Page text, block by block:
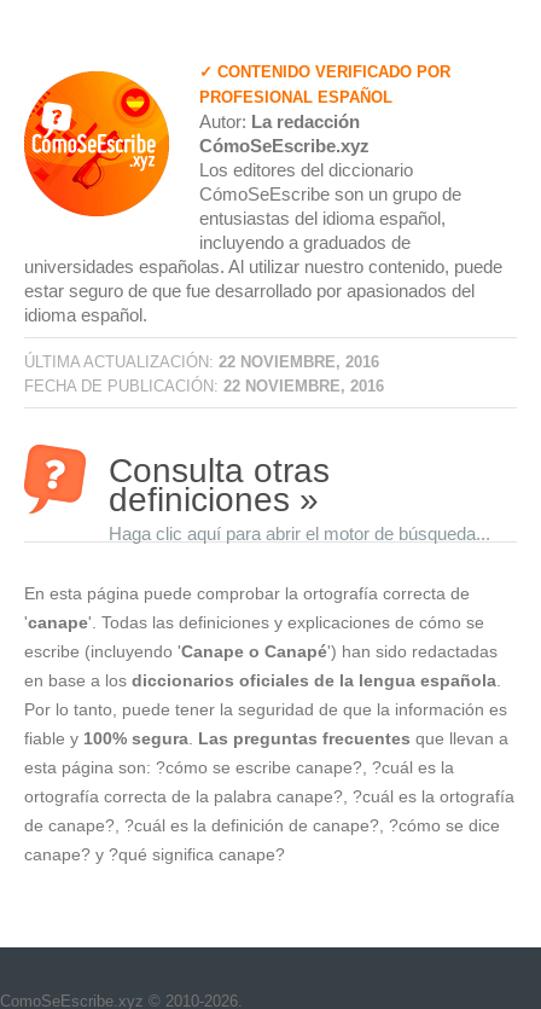
✓ CONTENIDO VERIFICADO POR
PROFESIONAL ESPAÑOL
Autor: La redacción
CómoSeEscribe.xyz
Los editores del diccionario
CómoSeEscribe son un grupo de
entusiastas del idioma español,
incluyendo a graduados de
universidades españolas. Al utilizar nuestro contenido, puede
estar seguro de que fue desarrollado por apasionados del
idioma español.
ÚLTIMA ACTUALIZACIÓN: 22 NOVIEMBRE, 2016
FECHA DE PUBLICACIÓN: 22 NOVIEMBRE, 2016
Consulta otras
definiciones »
Haga clic aquí para abrir el motor de búsqueda...
En esta página puede comprobar la ortografía correcta de
'canape'. Todas las definiciones y explicaciones de cómo se
escribe (incluyendo 'Canape o Canapé') han sido redactadas
en base a los diccionarios oficiales de la lengua española
Por lo tanto, puede tener la seguridad de que la información es
fiable y 100% segura Las preguntas frecuentes que llevan a
esta página son: ?cómo se escribe canape?, ?cuál es la
ortografía correcta de la palabra canape?, ?cuál es la ortografía
de canape?, ?cuál es la definición de canape?, ?cómo se dice
canape? y ?qué significa canape?
ComoSeEscribe.xyz © 2010-2026.